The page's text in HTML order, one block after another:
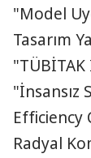
"Model
Tasarım
"TÜBİTAK
"İnsansız
Efficiency
Radyal